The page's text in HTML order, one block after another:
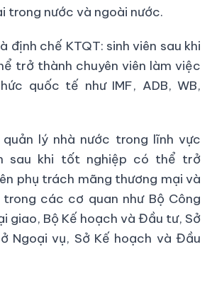
trong nước và ngoài nước.
định chế KTQT: sinh viên sau khi
trở thành chuyên viên làm việc
quốc tế như IMF, ADB, WB,
lý nhà nước trong lĩnh vực
sau khi tốt nghiệp có thể trở
phụ trách mãng thương mại và
các cơ quan như Bộ Công
giao, Bộ Kế hoạch và Đầu tư, Sở
Ngoại vụ, Sở Kế hoạch và Đầu